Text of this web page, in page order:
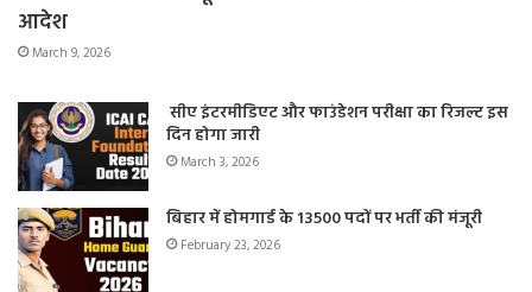
आदेश
March 9, 2026
सीए इंटरमीडिएट और फाउंडेशन परीक्षा का रिजल्ट इस
दिन होगा जारी
March 3, 2026
बिहार में होमगार्ड के 13500 पदों पर भर्ती की मंजूरी
February 23, 2026